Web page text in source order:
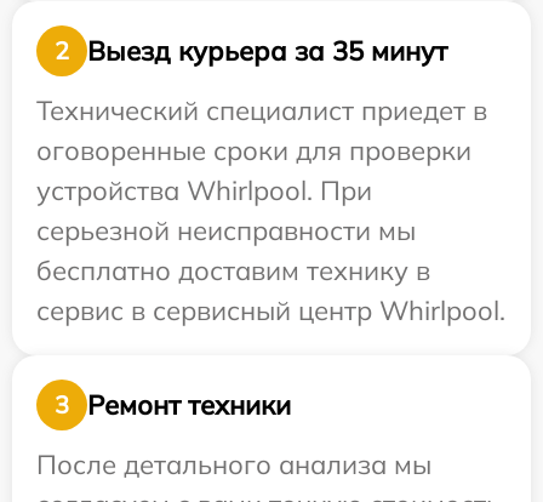
2
Выезд курьера за 35 минут
Технический специалист приедет в
оговоренные сроки для проверки
устройства Whirlpool. При
серьезной неисправности мы
бесплатно доставим технику в
сервис в сервисный центр Whirlpool.
3
Ремонт техники
После детального анализа мы